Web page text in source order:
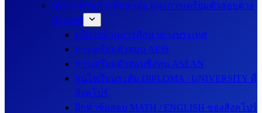
บริการด้านการศึกษาต่อ และการเตรียมตัวสอบต่าง
ประเทศ
บริการด้านการศึกษาต่างประเทศ
การเตรียมตัวสอบ AEIS
การเตรียมตัวสอบชิงทุน ASEAN
สนใจเรียนระดับ DIPLOMA / UNIVERSITY ที่
สิงคโปร์
ฝึกทำข้อสอบ MATH / ENGLISH ของสิงคโปร์